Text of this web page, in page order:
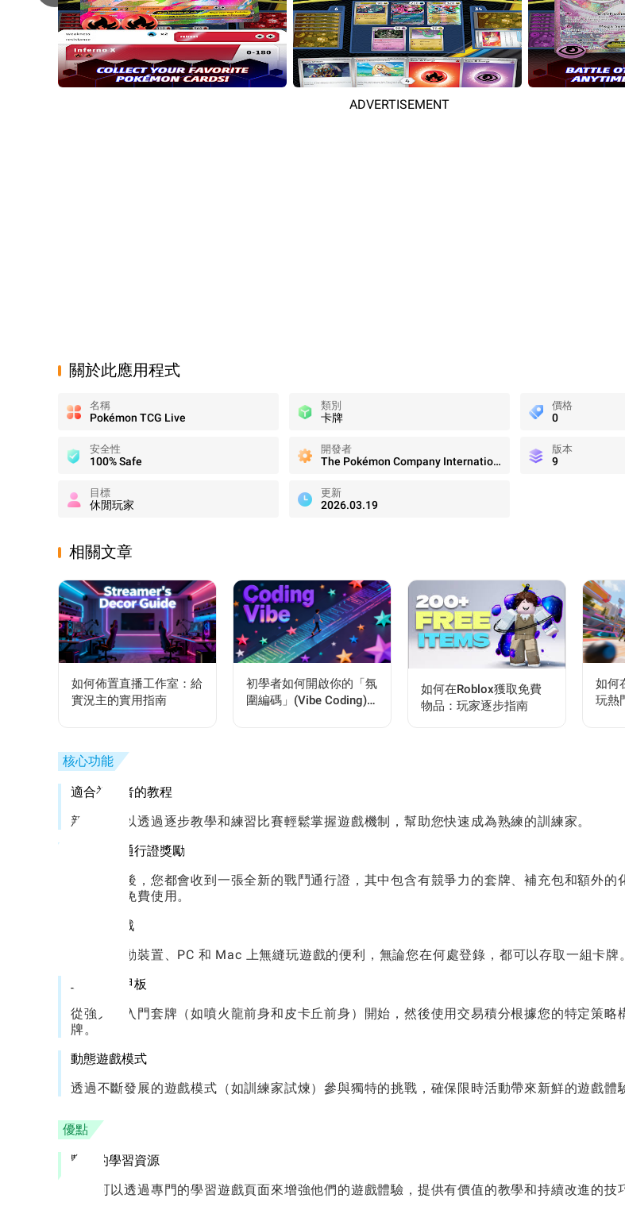
ADVERTISEMENT
關於此應用程式
名稱
Pokémon TCG Live
類別
卡牌
價格
0
安全性
100% Safe
開發者
The Pokémon Company International
版本
9
目標
休閒玩家
更新
2026.03.19
相關文章
如何佈置直播工作室：給
實況主的實用指南
初學者如何開啟你的「氛
圍編碼」(Vibe Coding)
如何在Roblox獲取免費
物品：玩家逐步指南
如何
玩熱
核心功能
適合初學者的教程
新玩家可以透過逐步教學和練習比賽輕鬆掌握遊戲機制，幫助您快速成為熟練的訓練家。
免費戰鬥通行證獎勵
每次擴充後，您都會收到一張全新的戰鬥通行證，其中包含有競爭力的套牌、補充包和額外的
可供玩家免費使用。
跨平台遊戲
享受在行動裝置、PC 和 Mac 上無縫玩遊戲的便利，無論您在何處登錄，都可以存取一組卡牌。
工藝定制甲板
從強大的入門套牌（如噴火龍前身和皮卡丘前身）開始，然後使用交易積分根據您的特定策略
牌。
動態遊戲模式
透過不斷發展的遊戲模式（如訓練家試煉）參與獨特的挑戰，確保限時活動帶來新鮮的遊戲體
優點
豐富的學習資源
玩家可以透過專門的學習遊戲頁面來增強他們的遊戲體驗，提供有價值的教學和持續改進的技